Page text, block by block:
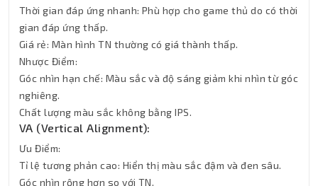
Thời gian đáp ứng nhanh: Phù hợp cho game thủ do có thời
gian đáp ứng thấp.
Giá rẻ: Màn hình TN thường có giá thành thấp.
Nhược Điểm:
Góc nhìn hạn chế: Màu sắc và độ sáng giảm khi nhìn từ góc
nghiêng.
Chất lượng màu sắc không bằng IPS.
VA (Vertical Alignment):
Ưu Điểm:
Tỉ lệ tương phản cao: Hiển thị màu sắc đậm và đen sâu.
Góc nhìn rộng hơn so với TN.